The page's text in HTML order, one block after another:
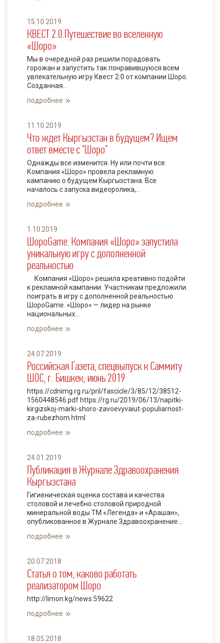
15.10.2019
КВЕСТ 2.0.Путешествие во вселенную
«Шоро»
Мы в очередной раз решили порадовать
горожан и запустить так понравившуюся всем
увлекательную игру Квест 2.0 от компании Шоро.
Созданная...
подробнее
11.10.2019
Что ждет Кыргызстан в будущем? Ищем
ответ вместе с "Шоро"
Однажды все изменится. Ну или почти все.
Компания «Шоро» провела рекламную
кампанию о будущем Кыргызстана. Все
началось с запуска видеоролика,...
подробнее
1.10.2019
ШороGame. Компания «Шоро» запустила
уникальную игру с дополненной
реальностью
Компания «Шоро» решила креативно подойти
к рекламной кампании. Участникам предложили
поиграть в игру с дополненной реальностью
ШороGame. «Шоро» — лидер на рынке
национальных...
подробнее
24.07.2019
Российская Газета, спецвыпуск к Саммиту
ШОС, г. Бишкек, июнь 2019
https://cdnimg.rg.ru/pril/fascicle/3/85/12/38512-
1560448546.pdf https://rg.ru/2019/06/13/napitki-
kirgizskoj-marki-shoro-zavoevyvaiut-populiarnost-
za-rubezhom.html
подробнее
24.01.2019
Публикация в Журнале Здравоохранения
Кыргызстана
Гигиеническая оценка состава и качества
столовой и лечебно столовой природной
минеральной воды ТМ «Легенда» и «Арашан»,
опубликованное в Журнале Здравоохранение...
подробнее
20.07.2018
Статья о том, каково работать
реализатором Шоро
http://limon.kg/news:59622
подробнее
18.05.2018